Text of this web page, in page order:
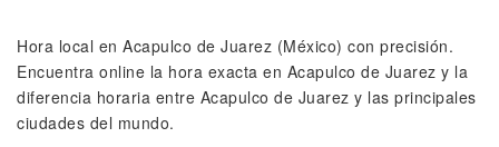
Hora local en Acapulco de Juarez (México) con precisión.
Encuentra online la hora exacta en Acapulco de Juarez y la
diferencia horaria entre Acapulco de Juarez y las principales
ciudades del mundo.